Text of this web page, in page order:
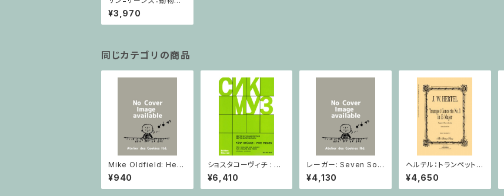
謝肉祭 Durand / ミニ
チュアスコア
¥3,970
同じカテゴリの商品
Mike Oldfield: Herg
est Ridge / ピアノ
¥940
ショスタコーヴィチ : 2
つのヴァイオリンとピア
ノのための 5つの小品 /
ヴァイオリン2とピアノ
¥6,410
レーガー: Seven Son
atas op. 91 Heft 2 /
ヴァイオリン
¥4,130
ヘルテル：トランペット協
奏曲第1番 変ホ長調/
トランペット・ピアノ
¥4,650